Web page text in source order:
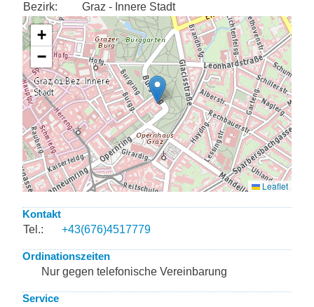
Bezirk:
Graz - Innere Stadt
Kontakt
Tel.:
+43(676)4517779
Ordinationszeiten
Nur gegen telefonische Vereinbarung
Service